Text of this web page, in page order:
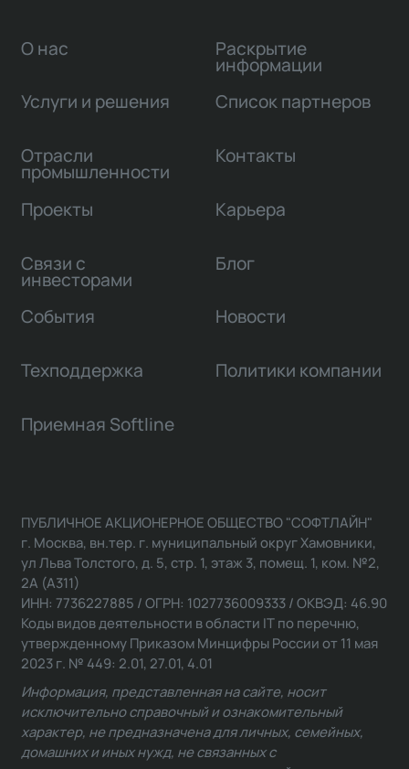
О нас
Услуги и решения
Отрасли
промышленности
Проекты
Связи с
инвесторами
Раскрытие
информации
Список партнеров
Контакты
Карьера
Блог
События Новости
Техподдержка Политики компании
Приемная Softline
ПУБЛИЧНОЕ АКЦИОНЕРНОЕ ОБЩЕСТВО "СОФТЛАЙН"
г. Москва, вн.тер. г. муниципальный округ Хамовники,
ул Льва Толстого, д. 5, стр. 1, этаж 3, помещ. 1, ком. №2,
2А (А311)
ИНН: 7736227885 / ОГРН: 1027736009333 / ОКВЭД: 46.90
Коды видов деятельности в области IT по перечню,
утвержденному Приказом Минцифры России от 11 мая
2023 г. № 449: 2.01, 27.01, 4.01
Информация, представленная на сайте, носит
исключительно справочный и ознакомительный
характер, не предназначена для личных, семейных,
домашних и иных нужд, не связанных с